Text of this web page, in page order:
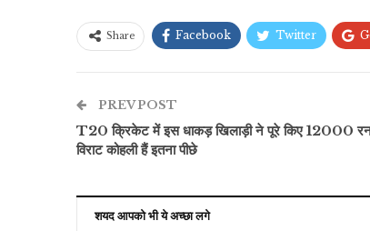
Share Facebook Twitter
PREV POST
T20 क्रिकेट में इस धाकड़ खिलाड़ी ने पूरे किए 12000
विराट कोहली हैं इतना पीछे
शयद आपको भी ये अच्छा लगे